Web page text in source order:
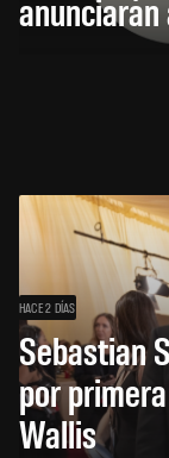
anunciarán
HACE 2 DÍAS
Sebastian
por
Wallis